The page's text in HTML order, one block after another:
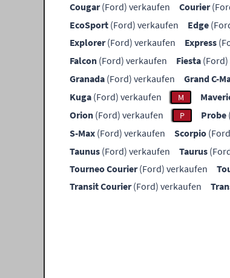
Cougar(Ford) verkaufen Courier
EcoSport (Ford) verkaufen Edge
Explorer(Ford) verkaufen Express
Falcon (Ford) verkaufen Fiesta
Granada (Ford) verkaufen Grand C-
Kuga (Ford) verkaufen M
Orion (Ford) verkaufen P Probe
S-Max (Ford) verkaufen Scorpio
Taunus (Ford) verkaufen Taurus
Tourneo Courier(Ford) verkaufen
Transit Courier(Ford) verkaufen